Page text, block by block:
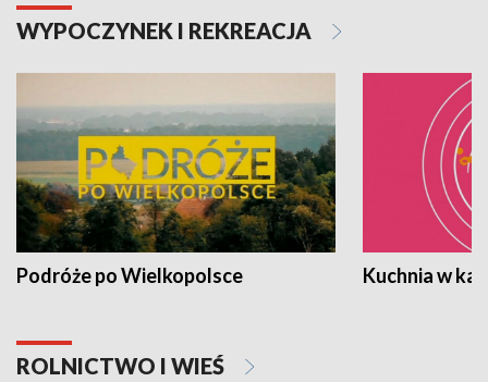
WYPOCZYNEK I REKREACJA
Podróże po Wielkopolsce Kuchnia w
ROLNICTWO I WIEŚ